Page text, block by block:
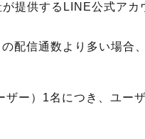
提供するLINE公式アカ
配信通数より多い場合
ー）1名につき、ユー